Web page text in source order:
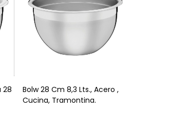
28
Bolw 28 Cm 8,3 Lts., Acero ,
Cucina, Tramontina.